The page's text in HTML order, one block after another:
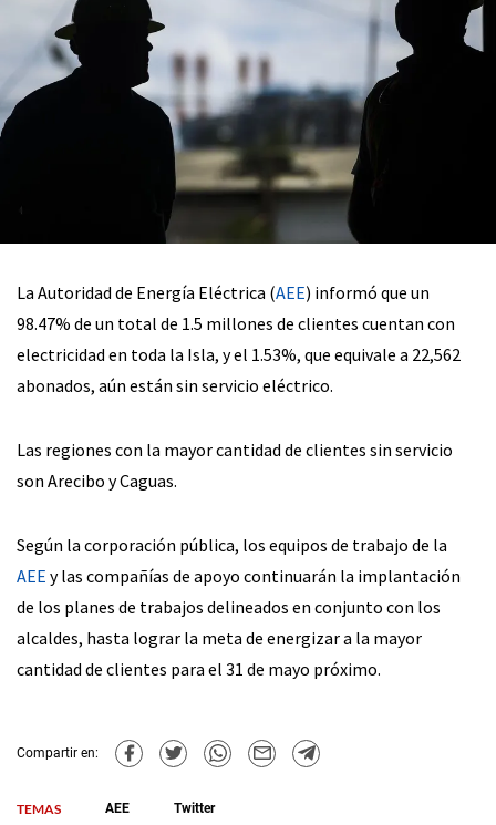
La Autoridad de Energía Eléctrica (AEE) informó que un
98.47% de un total de 1.5 millones de clientes cuentan con
electricidad en toda la Isla, y el 1.53%, que equivale a 22,562
abonados, aún están sin servicio eléctrico.
Las regiones con la mayor cantidad de clientes sin servicio
son Arecibo y Caguas.
Según la corporación pública, los equipos de trabajo de la
AEE y las compañías de apoyo continuarán la implantación
de los planes de trabajos delineados en conjunto con los
alcaldes, hasta lograr la meta de energizar a la mayor
cantidad de clientes para el 31 de mayo próximo.
Compartir en:
TEMAS AEE Twitter